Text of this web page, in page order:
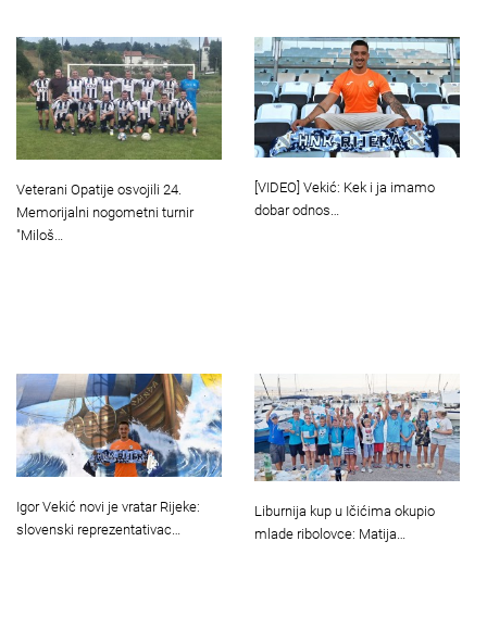
Veterani Opatije osvojili 24.
Memorijalni nogometni turnir
"Miloš…
[VIDEO] Vekić: Kek i ja imamo
dobar odnos…
Igor Vekić novi je vratar Rijeke:
slovenski reprezentativac…
Liburnija kup u Ičićima okupio
mlade ribolovce: Matija…